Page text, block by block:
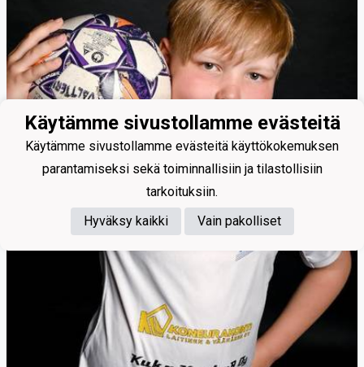
Käytämme sivustollamme evästeitä
Käytämme sivustollamme evästeitä käyttökokemuksen
parantamiseksi sekä toiminnallisiin ja tilastollisiin
tarkoituksiin.
Hyväksy kaikki
Vain pakolliset